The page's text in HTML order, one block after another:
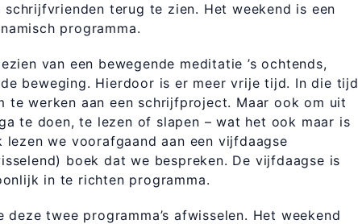
terug te zien. Het weekend is een
programma.
van een bewegende meditatie ’s ochtends,
beweging. Hierdoor is er meer vrije tijd. In die tijd
te werken aan een schrijfproject. Maar ook om uit
te doen, te lezen of slapen – wat het ook maar is
we voorafgaand aan een vijfdaagse
boek dat we bespreken. De vijfdaagse is
in te richten programma.
deze twee programma’s afwisselen. Het weekend